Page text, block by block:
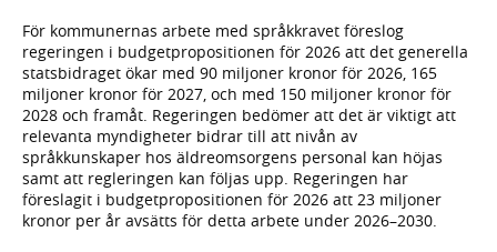
För kommunernas arbete med språkkravet föreslog
regeringen i budgetpropositionen för 2026 att det generella
statsbidraget ökar med 90 miljoner kronor för 2026, 165
miljoner kronor för 2027, och med 150 miljoner kronor för
2028 och framåt. Regeringen bedömer att det är viktigt att
relevanta myndigheter bidrar till att nivån av
språkkunskaper hos äldreomsorgens personal kan höjas
samt att regleringen kan följas upp. Regeringen har
föreslagit i budgetpropositionen för 2026 att 23 miljoner
kronor per år avsätts för detta arbete under 2026–2030.